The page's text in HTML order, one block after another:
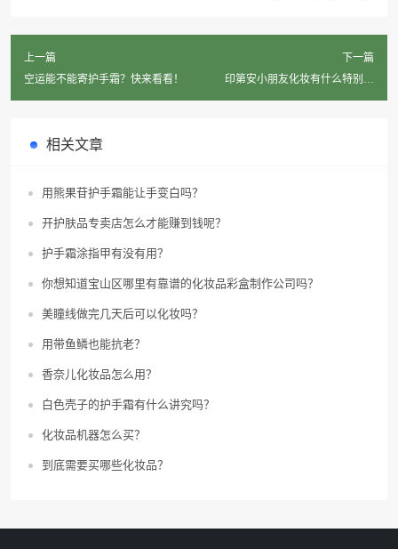
上一篇
空运能不能寄护手霜？快来看看！
下一篇
印第安小朋友化妆有什么特别之
相关文章
用熊果苷护手霜能让手变白吗？
开护肤品专卖店怎么才能赚到钱呢？
护手霜涂指甲有没有用？
你想知道宝山区哪里有靠谱的化妆品彩盒制作公司吗？
美瞳线做完几天后可以化妆吗？
用带鱼鳞也能抗老？
香奈儿化妆品怎么用？
白色壳子的护手霜有什么讲究吗？
化妆品机器怎么买？
到底需要买哪些化妆品？